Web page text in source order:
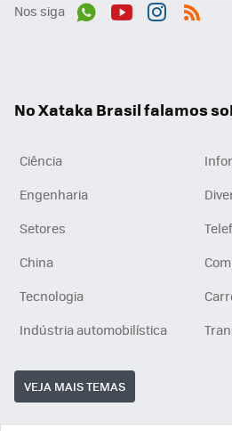
Nos siga
No Xataka Brasil falamos
Ciência
Engenharia
Setores
China
Tecnologia
Indústria automobilística
VEJA MAIS TEMAS